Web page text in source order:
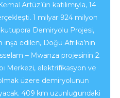
Artüz’ün katılımıyla, 14
1 milyar 924 milyon
Demiryolu Projesi,
inşa edilen, Doğu Afrika’nın
– Mwanza projesinin 2.
Merkezi, elektrifikasyon ve
üzere demiryolunun
409 km uzunluğundaki